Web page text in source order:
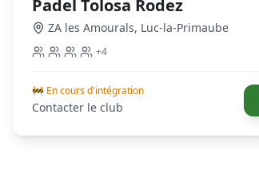
Padel Tolosa Rodez
ZA les Amourals, Luc-la-Primaube
+4
🚧 En cours d'intégration
Contacter le club